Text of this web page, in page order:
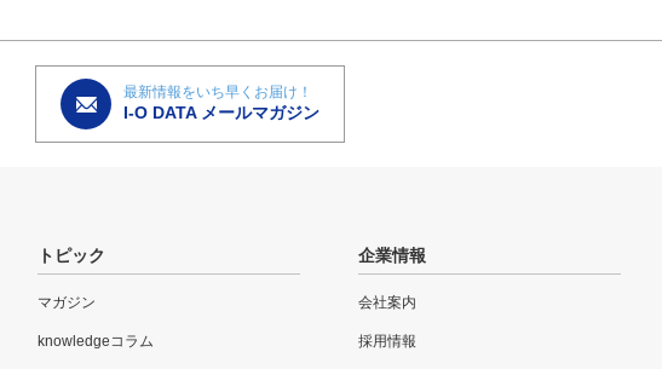
最新情報をいち早くお届け！
I-O DATA メールマガジン
トピック
マガジン
knowledgeコラム
企業情報
会社案内
採用情報